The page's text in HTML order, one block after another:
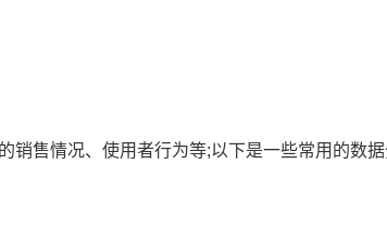
销售情况、使用者行为等;以下是一些常用的数